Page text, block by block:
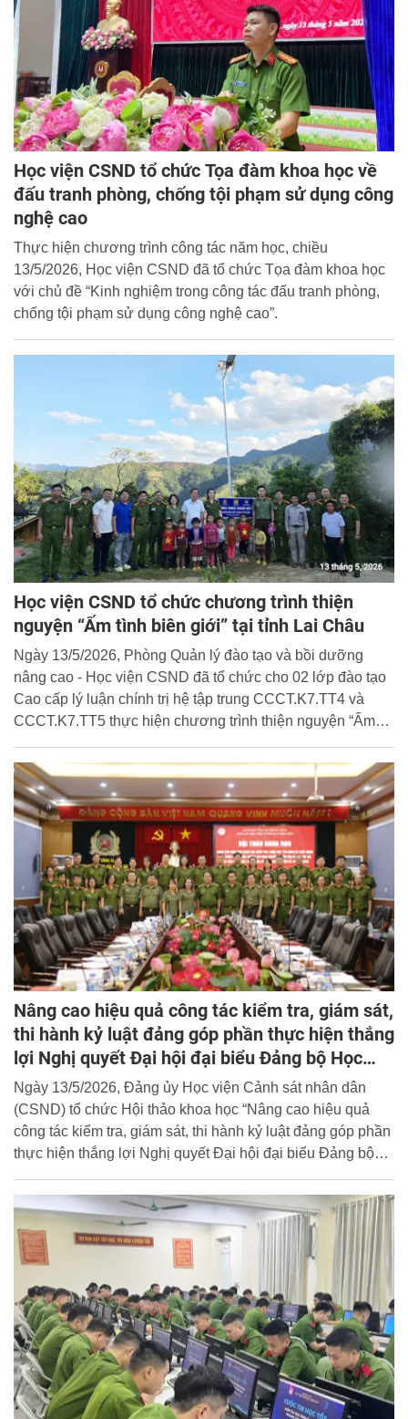
Học viện CSND tổ chức Tọa đàm khoa học về
đấu tranh phòng, chống tội phạm sử dụng công
nghệ cao
Thực hiện chương trình công tác năm học, chiều
13/5/2026, Học viện CSND đã tổ chức Tọa đàm khoa học
với chủ đề “Kinh nghiệm trong công tác đấu tranh phòng,
chống tội phạm sử dụng công nghệ cao”.
Học viện CSND tổ chức chương trình thiện
nguyện “Ấm tình biên giới” tại tỉnh Lai Châu
Ngày 13/5/2026, Phòng Quản lý đào tạo và bồi dưỡng
nâng cao - Học viện CSND đã tổ chức cho 02 lớp đào tạo
Cao cấp lý luận chính trị hệ tập trung CCCT.K7.TT4 và
CCCT.K7.TT5 thực hiện chương trình thiện nguyện “Ấm
Nâng cao hiệu quả công tác kiểm tra, giám sát,
thi hành kỷ luật đảng góp phần thực hiện thắng
lợi Nghị quyết Đại hội đại biểu Đảng bộ Học
viện Cảnh sát nhân dân lần thứ XVIII, nhiệm kỳ
2025 - 2030
Ngày 13/5/2026, Đảng ủy Học viện Cảnh sát nhân dân
(CSND) tổ chức Hội thảo khoa học “Nâng cao hiệu quả
công tác kiểm tra, giám sát, thi hành kỷ luật đảng góp phần
thực hiện thắng lợi Nghị quyết Đại hội đại biểu Đảng bộ
2030”. Thiếu tướng, TS. Chử Văn Dũng, Phó Bí thư Đảng
ủy, Chủ nhiệm Ủy ban Kiểm tra (UBKT) Đảng ủy, Phó
Giám đốc Học viện CSND chủ trì Hội thảo.